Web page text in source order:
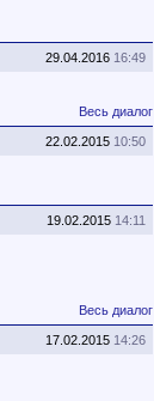
29.04.2016 16:49
Весь диалог
22.02.2015 10:50
19.02.2015 14:11
Весь диалог
17.02.2015 14:26